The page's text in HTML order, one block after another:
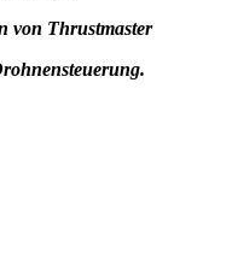
von Thrustmaster